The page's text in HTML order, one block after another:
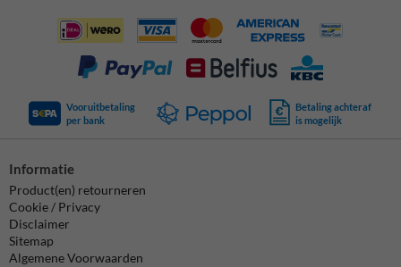
Vooruitbetaling
per bank
Betaling achteraf
is mogelijk
Informatie
Product(en) retourneren
Cookie / Privacy
Disclaimer
Sitemap
Algemene Voorwaarden